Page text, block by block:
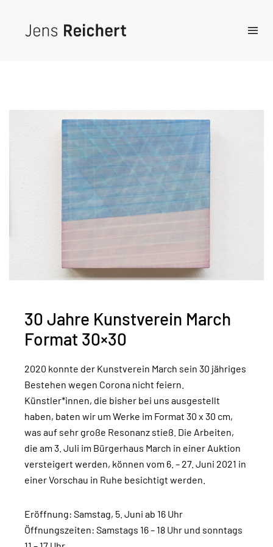
30 Jahre Kunstverein March
Format 30×30
2020 konnte der Kunstverein March sein 30 jähriges
Bestehen wegen Corona nicht feiern.
Künstler*innen, die bisher bei uns ausgestellt
haben, baten wir um Werke im Format 30 x 30 cm,
was auf sehr große Resonanz stieß. Die Arbeiten,
die am 3. Juli im Bürgerhaus March in einer Auktion
versteigert werden, können vom 6. – 27. Juni 2021 in
einer Vorschau in Ruhe besichtigt werden.
Eröffnung: Samstag, 5. Juni ab 16 Uhr
Öffnungszeiten: Samstags 16 – 18 Uhr und sonntags